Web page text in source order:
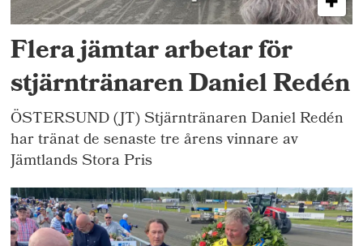
Flera jämtar arbetar för
stjärntränaren Daniel Redén
ÖSTERSUND (JT) Stjärntränaren Daniel Redén
har tränat de senaste tre årens vinnare av
Jämtlands Stora Pris